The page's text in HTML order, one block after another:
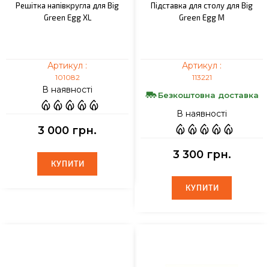
Решітка напівкругла для Big
Green Egg XL
Артикул :
101082
В наявності
3 000 грн.
КУПИТИ
КУПИТИ
Підставка для столу для Big
Green Egg M
Артикул :
113221
Безкоштовна доставка
В наявності
3 300 грн.
КУПИТИ
КУПИТИ